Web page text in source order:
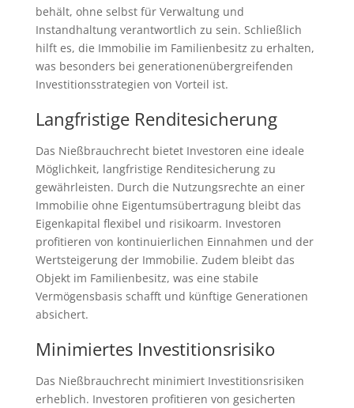
behält, ohne selbst für Verwaltung und
Instandhaltung verantwortlich zu sein. Schließlich
hilft es, die Immobilie im Familienbesitz zu erhalten,
was besonders bei generationenübergreifenden
Investitionsstrategien von Vorteil ist.
Langfristige Renditesicherung
Das Nießbrauchrecht bietet Investoren eine ideale
Möglichkeit, langfristige Renditesicherung zu
gewährleisten. Durch die Nutzungsrechte an einer
Immobilie ohne Eigentumsübertragung bleibt das
Eigenkapital flexibel und risikoarm. Investoren
profitieren von kontinuierlichen Einnahmen und der
Wertsteigerung der Immobilie. Zudem bleibt das
Objekt im Familienbesitz, was eine stabile
Vermögensbasis schafft und künftige Generationen
absichert.
Minimiertes Investitionsrisiko
Das Nießbrauchrecht minimiert Investitionsrisiken
erheblich. Investoren profitieren von gesicherten